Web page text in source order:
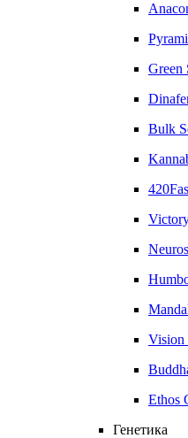
Green
Bulk
Vision
Ethos
Генетика